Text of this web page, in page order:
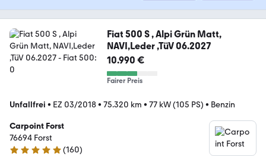
Fiat 500 S , Alpi Grün Matt,
NAVI,Leder ,TüV 06.2027
10.990 €
Fairer Preis
Unfallfrei • EZ 03/2018• 75.320 km • 77 kW (105 PS) • Benzin
Carpoint Forst
76694 Forst
(160)